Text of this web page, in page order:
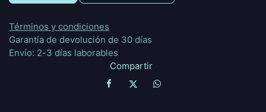
Términos y condiciones
Garantía de devolución de 30 días
Envío: 2-3 días laborables
Compartir